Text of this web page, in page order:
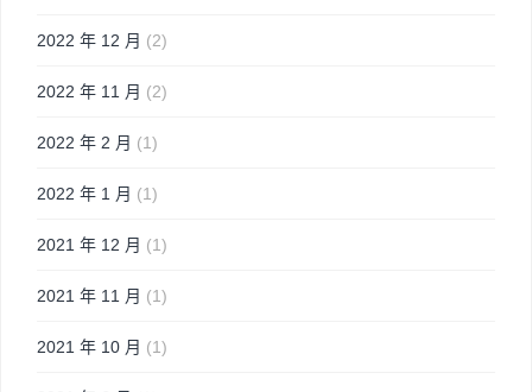
2022 年 12 月 (2)
2022 年 11 月 (2)
2022 年 2 月 (1)
2022 年 1 月 (1)
2021 年 12 月 (1)
2021 年 11 月 (1)
2021 年 10 月 (1)